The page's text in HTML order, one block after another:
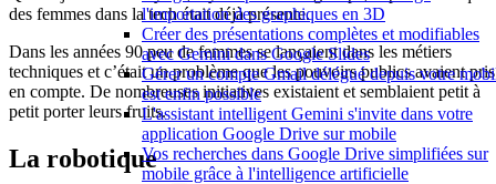
l'importation des graphiques en 3D
Créer des présentations complètes et modifiables
avec Gemini dans Google Slides
Gérer un compte Gmail délégué depuis votre
est enfin possible
L'assistant intelligent Gemini s'invite dans votre
application Google Drive sur mobile
Vos recherches dans Google Drive simplifiées sur
mobile grâce à l'intelligence artificielle
des femmes dans la tech était déjà présente.
Dans les années 90 peu de femmes se lançaient dans les métiers
techniques et c’était un problème que les pouvoirs publics avaient pris
en compte. De nombreuses initiatives existaient et semblaient petit à
petit porter leurs fruits.
La robotique